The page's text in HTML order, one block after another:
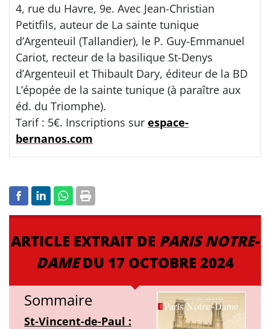
4, rue du Havre, 9e. Avec Jean-Christian
Petitfils, auteur de La sainte tunique
d’Argenteuil (Tallandier), le P. Guy-Emmanuel
Cariot, recteur de la basilique St-Denys
d’Argenteuil et Thibault Dary, éditeur de la BD
L’épopée de la sainte tunique (à paraître aux
éd. du Triomphe).
Tarif : 5€. Inscriptions sur espace-
bernanos.com
ARTICLE EXTRAIT DE PARIS NOTRE-
DAMEDU 17 OCTOBRE 2024
Sommaire
St-Vincent-de-Paul :